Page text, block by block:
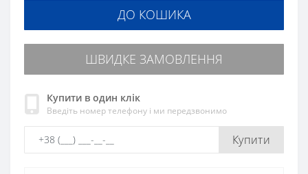
ДО КОШИКА
ШВИДКЕ ЗАМОВЛЕННЯ
Купити в один клік
Введіть номер телефону і ми передзвонимо
Купити